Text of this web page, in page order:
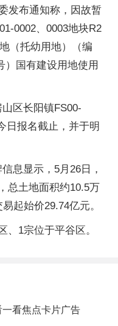
发布通知称，因故暂
0002、0003地块R2
（托幼用地）（编
）国有建设用地使用
区长阳镇FS00-
日报名截止，并于明
息显示，5月26日，
总土地面积约10.5万
起始价29.74亿元。
、1宗位于平谷区。
看焦点卡片广告